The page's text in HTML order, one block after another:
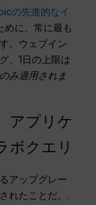
の先進的なイ
めに、常に最も
。ウェブイン
、1日の上限は
み適用されま
アプリケ
ボクエリ
アップグレー
れたことだ。.